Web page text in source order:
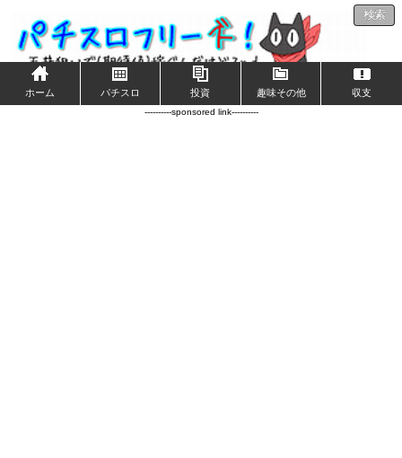
検索
ホーム パチスロ 投資 趣味その他 収支
----------sponsored link----------